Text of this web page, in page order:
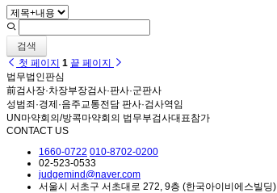
검색
첫 페이지 1 끝 페이지
법무법인판심
前검사장·차장부장검사·판사·군판사
성범죄·경제·음주교통전담 판사·검사역임
UN마약회의/방콕마약회의 법무부검사대표참가
CONTACT US
1660-0722 010-8702-0200
02-523-0533
judgemind@naver.com
서울시 서초구 서초대로 272, 9층 (한국아이비에스빌딩)